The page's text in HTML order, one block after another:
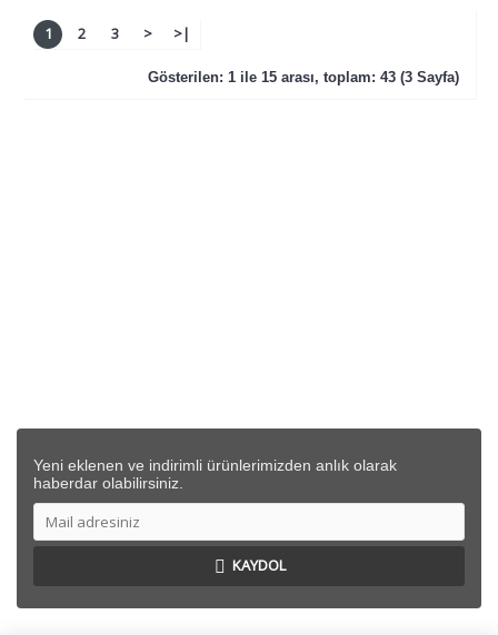
1 2 3 > >|
Gösterilen: 1 ile 15 arası, toplam: 43 (3 Sayfa)
Yeni eklenen ve indirimli ürünlerimizden anlık olarak
haberdar olabilirsiniz.
KAYDOL